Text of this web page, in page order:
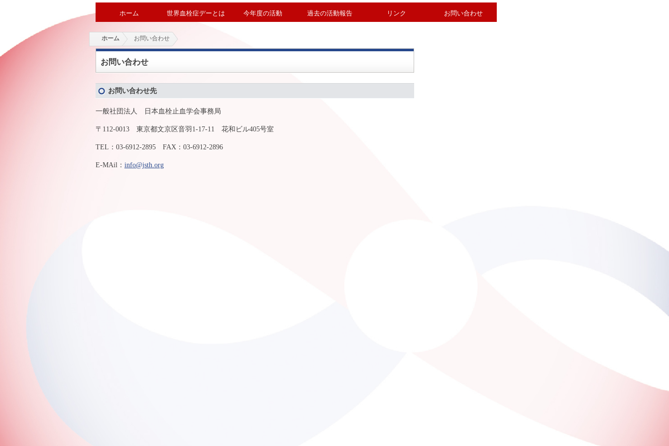
ホーム 世界血栓症デーとは 今年度の活動 過去の活動報告 リンク お問い合わせ
ホーム お問い合わせ
お問い合わせ
お問い合わせ先
一般社団法人 日本血栓止血学会事務局
〒112-0013 東京都文京区音羽1-17-11 花和ビル405号室
TEL：03-6912-2895 FAX：03-6912-2896
E-MAil： info@jsth.org